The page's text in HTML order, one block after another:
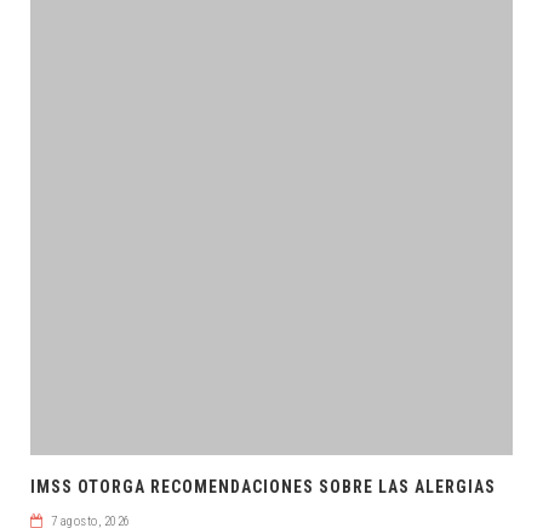
IMSS OTORGA RECOMENDACIONES SOBRE LAS ALERGIAS
7 agosto, 2026